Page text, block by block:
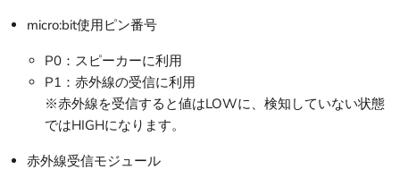
micro:bit使用ピン番号
P0：スピーカーに利用
P1：赤外線の受信に利用
※赤外線を受信すると値はLOWに、検知していない状態
ではHIGHになります。
赤外線受信モジュール